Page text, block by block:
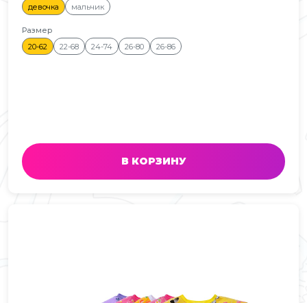
девочка
мальчик
Размер
20-62
22-68 24-74 26-80 26-86
В КОРЗИНУ